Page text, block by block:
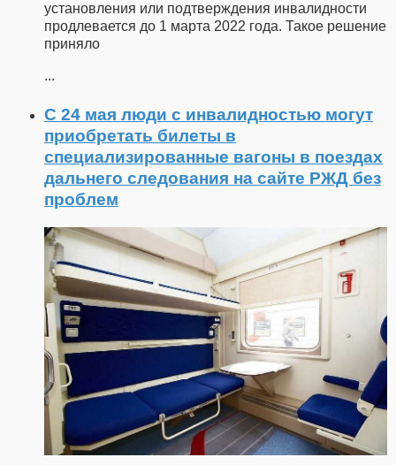
установления или подтверждения инвалидности
продлевается до 1 марта 2022 года. Такое решение
приняло
...
С 24 мая люди с инвалидностью могут
приобретать билеты в
специализированные вагоны в поездах
дальнего следования на сайте РЖД без
проблем